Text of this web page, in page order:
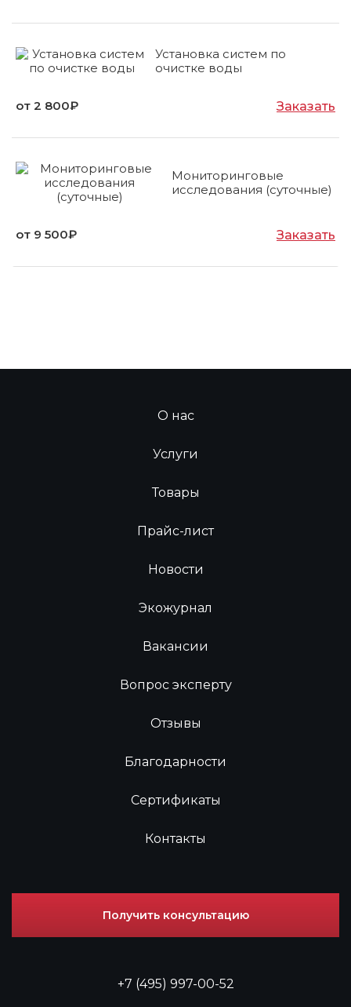
Установка систем по
очистке воды
от 2 800₽ Заказать
Мониторинговые
исследования (суточные)
от 9 500₽ Заказать
О нас
Услуги
Товары
Прайс-лист
Новости
Экожурнал
Вакансии
Вопрос эксперту
Отзывы
Благодарности
Сертификаты
Контакты
+7 (495) 997-00-52
Получить консультацию